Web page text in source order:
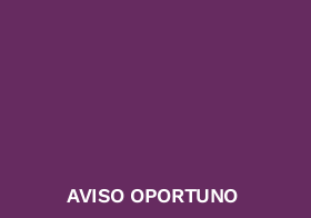
AVISO OPORTUNO